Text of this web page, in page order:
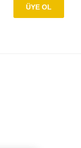
ÜYE OL